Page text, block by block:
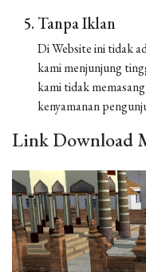
Tanpa Iklan
Di Website ini tidak
kami menjunjung
kami tidak
kenyamanan
Link Download